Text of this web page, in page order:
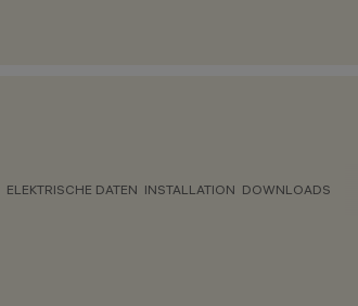
ELEKTRISCHE DATEN INSTALLATION DOWNLOADS